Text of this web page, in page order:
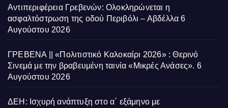
Αντιπεριφέρεια Γρεβενών: Ολοκληρώνεται η
ασφαλτόστρωση της οδού Περιβόλι – Αβδέλλα 6
Αυγούστου 2026
ΓΡΕΒΕΝΑ || «Πολιτιστικό Καλοκαίρι 2026» : Θερινό
Σινεμά με την βραβευμένη ταινία «Μικρές Ανάσες». 6
Αυγούστου 2026
ΔΕΗ: Ισχυρή ανάπτυξη στο α΄ εξάμηνο με